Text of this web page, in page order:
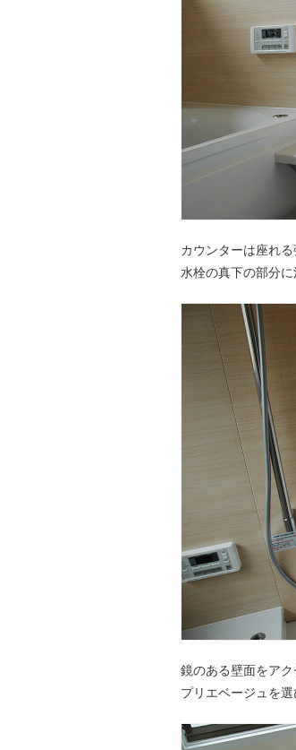
カウンターは座れ
水栓の真下の部分に
鏡のある壁面をア
プリエベージュを選